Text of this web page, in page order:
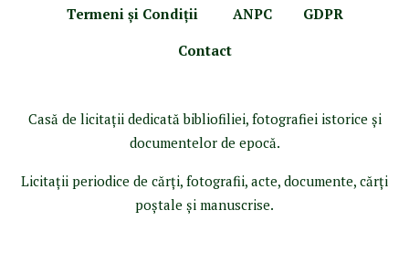
Termeni şi Condiţii
ANPC
GDPR
Contact
Casă de licitaţii dedicată bibliofiliei, fotografiei istorice şi
documentelor de epocă.
Licitaţii periodice de cărţi, fotografii, acte, documente, cărţi
poştale şi manuscrise.